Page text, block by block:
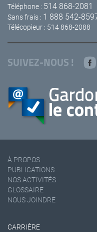
Téléphone : 514 868-2081
Sans frais : 1 888 542-
Télécopieur : 514 868-2088
SUIVEZ-NOUS !
À PROPOS
PUBLICATIONS
NOS ACTIVITÉS
GLOSSAIRE
NOUS JOINDRE
CARRIÈRE